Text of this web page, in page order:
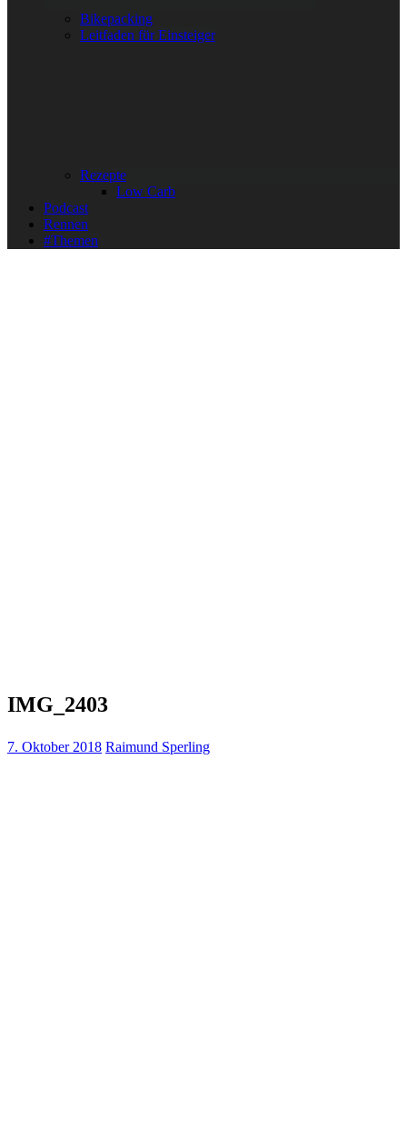
Bikepacking
Leitfaden für Einsteiger
Rezepte
Low Carb
Podcast
Rennen
#Themen
IMG_2403
7. Oktober 2018 Raimund Sperling